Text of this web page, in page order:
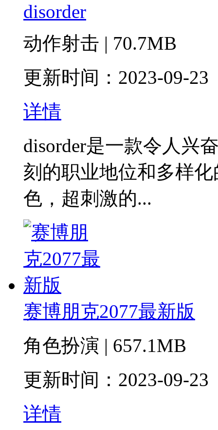
disorder
动作射击 | 70.7MB
更新时间：2023-09-23
详情
disorder是一款令人兴
刻的职业地位和多样
色，超刺激的...
赛博朋克2077最新版
角色扮演 | 657.1MB
更新时间：2023-09-23
详情